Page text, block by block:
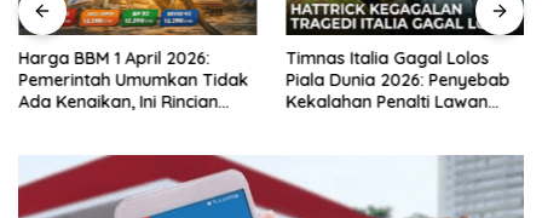
Harga BBM 1 April 2026:
Pemerintah Umumkan Tidak
Ada Kenaikan, Ini Rincian
Timnas Italia Gagal Lolos
Piala Dunia 2026: Penyebab
Kekalahan Penalti Lawan